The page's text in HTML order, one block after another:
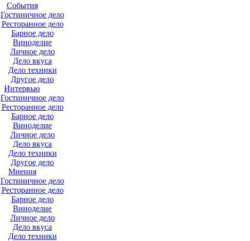
События
Гостиничное дело
Ресторанное дело
Барное дело
Виноделие
Личное дело
Дело вкуса
Дело техники
Другое дело
Интервью
Гостиничное дело
Ресторанное дело
Барное дело
Виноделие
Личное дело
Дело вкуса
Дело техники
Другое дело
Мнения
Гостиничное дело
Ресторанное дело
Барное дело
Виноделие
Личное дело
Дело вкуса
Дело техники